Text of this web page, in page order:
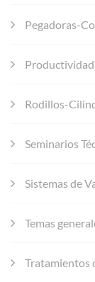
Pegadoras-
Productividad
Rodillos-
Seminarios
Sistemas de
Temas
Tratamientos